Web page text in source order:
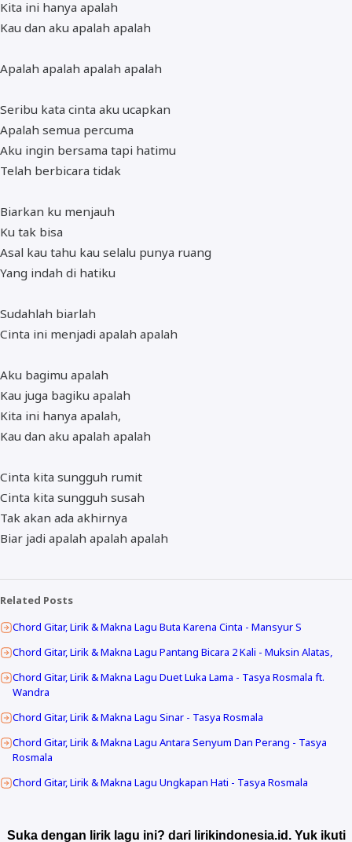
Kita ini hanya apalah
Kau dan aku apalah apalah
Apalah apalah apalah apalah
Seribu kata cinta aku ucapkan
Apalah semua percuma
Aku ingin bersama tapi hatimu
Telah berbicara tidak
Biarkan ku menjauh
Ku tak bisa
Asal kau tahu kau selalu punya ruang
Yang indah di hatiku
Sudahlah biarlah
Cinta ini menjadi apalah apalah
Aku bagimu apalah
Kau juga bagiku apalah
Kita ini hanya apalah,
Kau dan aku apalah apalah
Cinta kita sungguh rumit
Cinta kita sungguh susah
Tak akan ada akhirnya
Biar jadi apalah apalah apalah
Related Posts
Chord Gitar, Lirik & Makna Lagu Buta Karena Cinta - Mansyur S
Chord Gitar, Lirik & Makna Lagu Pantang Bicara 2 Kali - Muksin Alatas,
Chord Gitar, Lirik & Makna Lagu Duet Luka Lama - Tasya Rosmala ft.
Wandra
Chord Gitar, Lirik & Makna Lagu Sinar - Tasya Rosmala
Chord Gitar, Lirik & Makna Lagu Antara Senyum Dan Perang - Tasya
Rosmala
Chord Gitar, Lirik & Makna Lagu Ungkapan Hati - Tasya Rosmala
Suka dengan lirik lagu ini? dari lirikindonesia.id. Yuk ikuti